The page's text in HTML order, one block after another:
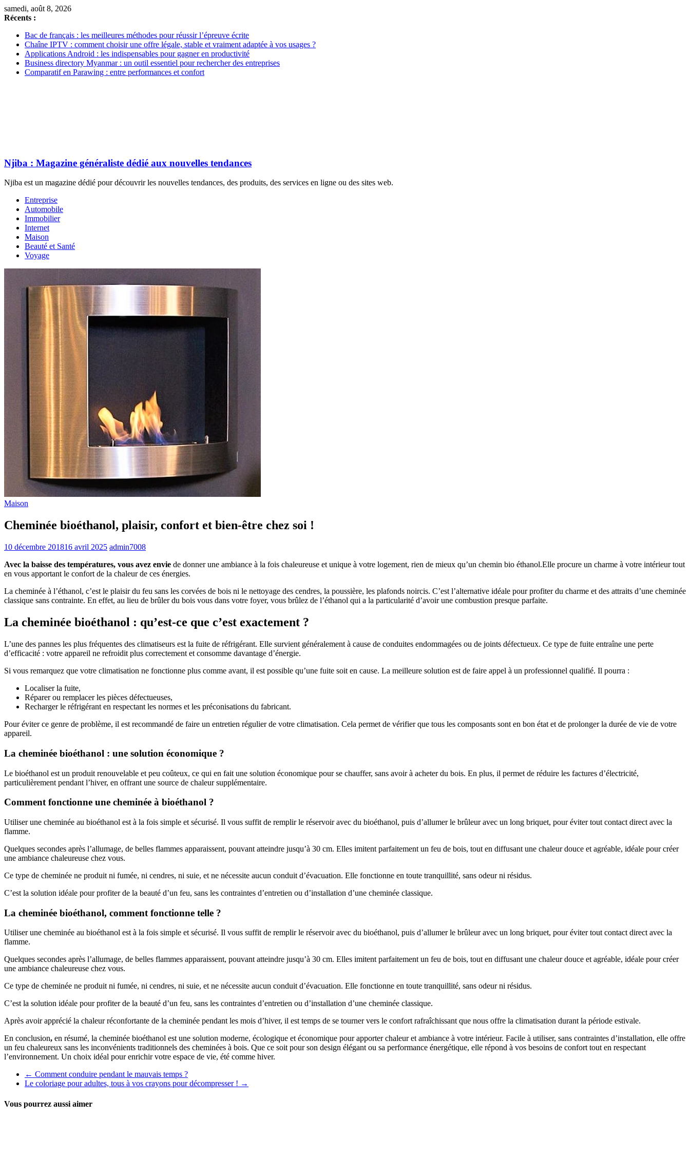
samedi, août 8, 2026
Récents :
Bac de français : les meilleures méthodes pour réussir l’épreuve écrite
Chaîne IPTV : comment choisir une offre légale, stable et vraiment adaptée à vos usages ?
Applications Android : les indispensables pour gagner en productivité
Business directory Myanmar : un outil essentiel pour rechercher des entreprises
Comparatif en Parawing : entre performances et confort
Njiba : Magazine généraliste dédié aux nouvelles tendances
Njiba est un magazine dédié pour découvrir les nouvelles tendances, des produits, des services en ligne ou des sites web.
Entreprise
Automobile
Immobilier
Internet
Maison
Beauté et Santé
Voyage
Maison
Cheminée bioéthanol, plaisir, confort et bien-être chez soi !
10 décembre 201816 avril 2025 admin7008
Avec la baisse des températures, vous avez envie de donner une ambiance à la fois chaleureuse et unique à votre logement, rien de mieux qu’un chemin bio éthanol.Elle procure un charme à votre intérieur tout
en vous apportant le confort de la chaleur de ces énergies.
La cheminée à l’éthanol, c’est le plaisir du feu sans les corvées de bois ni le nettoyage des cendres, la poussière, les plafonds noircis. C’est l’alternative idéale pour profiter du charme et des attraits d’une cheminée
classique sans contrainte. En effet, au lieu de brûler du bois vous dans votre foyer, vous brûlez de l’éthanol qui a la particularité d’avoir une combustion presque parfaite.
La cheminée bioéthanol : qu’est-ce que c’est exactement ?
L’une des pannes les plus fréquentes des climatiseurs est la fuite de réfrigérant. Elle survient généralement à cause de conduites endommagées ou de joints défectueux. Ce type de fuite entraîne une perte
d’efficacité : votre appareil ne refroidit plus correctement et consomme davantage d’énergie.
Si vous remarquez que votre climatisation ne fonctionne plus comme avant, il est possible qu’une fuite soit en cause. La meilleure solution est de faire appel à un professionnel qualifié. Il pourra :
Localiser la fuite,
Réparer ou remplacer les pièces défectueuses,
Recharger le réfrigérant en respectant les normes et les préconisations du fabricant.
Pour éviter ce genre de problème, il est recommandé de faire un entretien régulier de votre climatisation. Cela permet de vérifier que tous les composants sont en bon état et de prolonger la durée de vie de votre
appareil.
La cheminée bioéthanol : une solution économique ?
Le bioéthanol est un produit renouvelable et peu coûteux, ce qui en fait une solution économique pour se chauffer, sans avoir à acheter du bois. En plus, il permet de réduire les factures d’électricité,
particulièrement pendant l’hiver, en offrant une source de chaleur supplémentaire.
Comment fonctionne une cheminée à bioéthanol ?
Utiliser une cheminée au bioéthanol est à la fois simple et sécurisé. Il vous suffit de remplir le réservoir avec du bioéthanol, puis d’allumer le brûleur avec un long briquet, pour éviter tout contact direct avec la
flamme.
Quelques secondes après l’allumage, de belles flammes apparaissent, pouvant atteindre jusqu’à 30 cm. Elles imitent parfaitement un feu de bois, tout en diffusant une chaleur douce et agréable, idéale pour créer
une ambiance chaleureuse chez vous.
Ce type de cheminée ne produit ni fumée, ni cendres, ni suie, et ne nécessite aucun conduit d’évacuation. Elle fonctionne en toute tranquillité, sans odeur ni résidus.
C’est la solution idéale pour profiter de la beauté d’un feu, sans les contraintes d’entretien ou d’installation d’une cheminée classique.
La cheminée bioéthanol, comment fonctionne telle ?
Utiliser une cheminée au bioéthanol est à la fois simple et sécurisé. Il vous suffit de remplir le réservoir avec du bioéthanol, puis d’allumer le brûleur avec un long briquet, pour éviter tout contact direct avec la
flamme.
Quelques secondes après l’allumage, de belles flammes apparaissent, pouvant atteindre jusqu’à 30 cm. Elles imitent parfaitement un feu de bois, tout en diffusant une chaleur douce et agréable, idéale pour créer
une ambiance chaleureuse chez vous.
Ce type de cheminée ne produit ni fumée, ni cendres, ni suie, et ne nécessite aucun conduit d’évacuation. Elle fonctionne en toute tranquillité, sans odeur ni résidus.
C’est la solution idéale pour profiter de la beauté d’un feu, sans les contraintes d’entretien ou d’installation d’une cheminée classique.
Après avoir apprécié la chaleur réconfortante de la cheminée pendant les mois d’hiver, il est temps de se tourner vers le confort rafraîchissant que nous offre la climatisation durant la période estivale.
En conclusion, en résumé, la cheminée bioéthanol est une solution moderne, écologique et économique pour apporter chaleur et ambiance à votre intérieur. Facile à utiliser, sans contraintes d’installation, elle offre
un feu chaleureux sans les inconvénients traditionnels des cheminées à bois. Que ce soit pour son design élégant ou sa performance énergétique, elle répond à vos besoins de confort tout en respectant
l’environnement. Un choix idéal pour enrichir votre espace de vie, été comme hiver.
← Comment conduire pendant le mauvais temps ?
Le coloriage pour adultes, tous à vos crayons pour décompresser ! →
Vous pourrez aussi aimer